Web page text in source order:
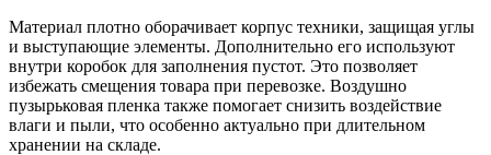
Материал плотно оборачивает корпус техники, защищая углы
и выступающие элементы. Дополнительно его используют
внутри коробок для заполнения пустот. Это позволяет
избежать смещения товара при перевозке. Воздушно
пузырьковая пленка также помогает снизить воздействие
влаги и пыли, что особенно актуально при длительном
хранении на складе.